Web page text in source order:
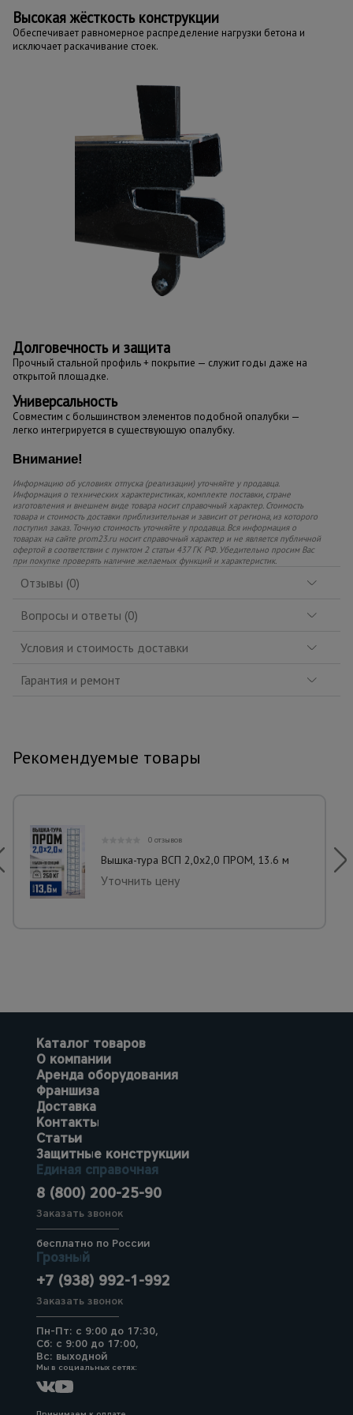
Высокая жёсткость конструкции
Обеспечивает равномерное распределение нагрузки бетона и
исключает раскачивание стоек.
Долговечность и защита
Прочный стальной профиль + покрытие — служит годы даже на
открытой площадке.
Универсальность
Совместим с большинством элементов подобной опалубки —
легко интегрируется в существующую опалубку.
Внимание!
Информацию об условиях отпуска (реализации) уточняйте у продавца.
Информация о технических характеристиках, комплекте поставки, стране
изготовления и внешнем виде товара носит справочный характер. Стоимость
товара и стоимость доставки приблизительная и зависит от региона, из которого
поступил заказ. Точную стоимость уточняйте у продавца. Вся информация о
товарах на сайте prom23.ru носит справочный характер и не является публичной
офертой в соответствии с пунктом 2 статьи 437 ГК РФ. Убедительно просим Вас
при покупке проверять наличие желаемых функций и характеристик.
Отзывы (0)
Вопросы и ответы (0)
Условия и стоимость доставки
Гарантия и ремонт
Рекомендуемые товары
0 отзывов
Вышка-тура ВСП 2,0x2,0 ПРОМ, 13.6 м
Уточнить цену
Каталог товаров
О компании
Аренда оборудования
Франшиза
Доставка
Контакты
Статьи
Защитные конструкции
Единая справочная
8 (800) 200-25-90
Заказать звонок
бесплатно по России
Грозный
+7 (938) 992-1-992
Заказать звонок
Пн-Пт: с 9:00 до 17:30,
Сб: с 9:00 до 17:00,
Вс: выходной
Мы в социальных сетях: